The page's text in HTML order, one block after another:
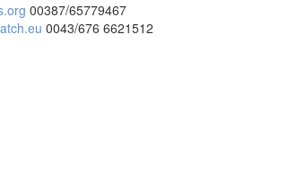
00387/65779467
0043/676 6621512